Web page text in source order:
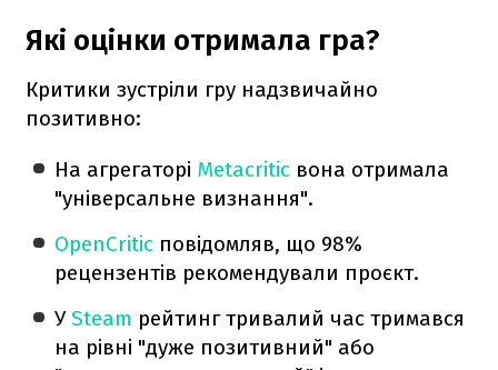
Які оцінки отримала гра?
Критики зустріли гру надзвичайно
позитивно:
На агрегаторі Metacritic вона отримала
"універсальне визнання".
OpenCritic повідомляв, що 98%
рецензентів рекомендували проєкт.
УSteam рейтинг тривалий час тримався
на рівні "дуже позитивний" або